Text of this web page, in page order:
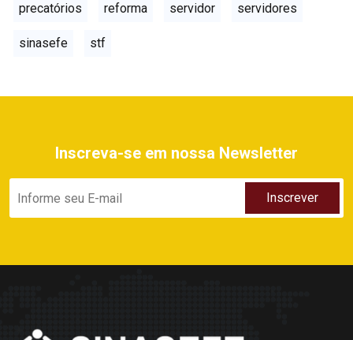
precatórios reforma servidor servidores
sinasefe stf
Inscreva-se em nossa Newsletter